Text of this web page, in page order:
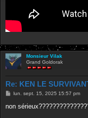
Monsieur Vilak
Grand Goldorak
Re: KEN LE
M
s
lun. sept. 15, 2025 15:57 pm
non